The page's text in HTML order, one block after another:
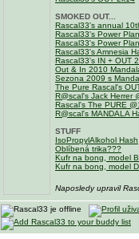
SMOKED OUT...
Rascal33's annual
Rascal33's Power
Rascal33's Power
Rascal33's Amnesia
Rascal33's IN + OUT
Out & In 2010
Sezona 2009 s
The Pure Rascal's
R@scal's Jack Herrer
Rascal's The PURE
R@scal's MANDALA
STUFF
IsoPropylAlkohol Hash
Oblíbená trika???
Kufr na bong, model
Kufr na bong, model
Naposledy upravil